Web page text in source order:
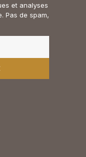
et analyses
Pas de spam,